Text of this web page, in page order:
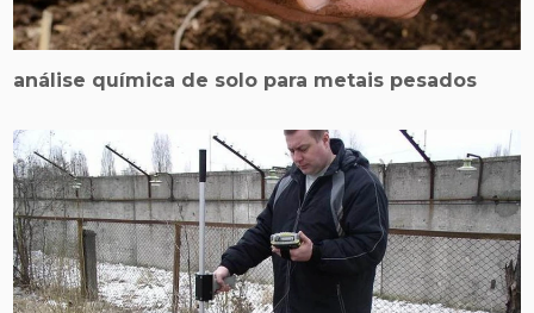
análise química de solo para metais pesados